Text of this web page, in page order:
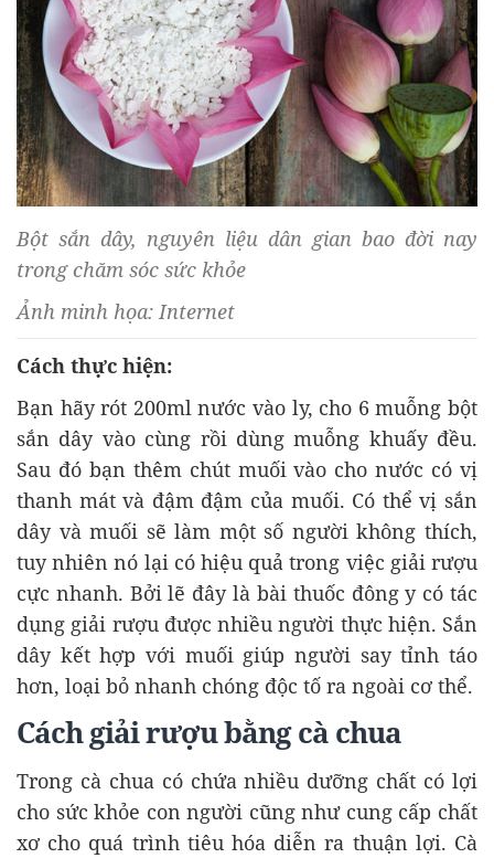
Bột sắn dây, nguyên liệu dân gian bao đời nay
trong chăm sóc sức khỏe
Ảnh minh họa: Internet
Cách thực hiện:
Bạn hãy rót 200ml nước vào ly, cho 6 muỗng bột
sắn dây vào cùng rồi dùng muỗng khuấy đều.
Sau đó bạn thêm chút muối vào cho nước có vị
thanh mát và đậm đậm của muối. Có thể vị sắn
dây và muối sẽ làm một số người không thích,
tuy nhiên nó lại có hiệu quả trong việc giải rượu
cực nhanh. Bởi lẽ đây là bài thuốc đông y có tác
dụng giải rượu được nhiều người thực hiện. Sắn
dây kết hợp với muối giúp người say tỉnh táo
hơn, loại bỏ nhanh chóng độc tố ra ngoài cơ thể.
Cách giải rượu bằng cà chua
Trong cà chua có chứa nhiều dưỡng chất có lợi
cho sức khỏe con người cũng như cung cấp chất
xơ cho quá trình tiêu hóa diễn ra thuận lợi. Cà